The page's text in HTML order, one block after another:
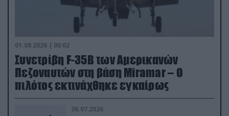
01.08.2026 | 00:02
Συνετρίβη F-35B των Αμερικανών
Πεζοναυτών στη βάση Miramar – Ο
πιλότος εκτινάχθηκε εγκαίρως
30.07.2026